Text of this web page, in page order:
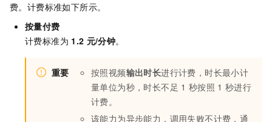
费。计费标准如下所示。
按量付费
计费标准为 1.2 元/分钟。
重要 按照视频输出时长进行计费，时长最小计
量单位为秒，时长不足 1 秒按照 1 秒进行
计费。
该能力为异步能力，调用失败不计费，通